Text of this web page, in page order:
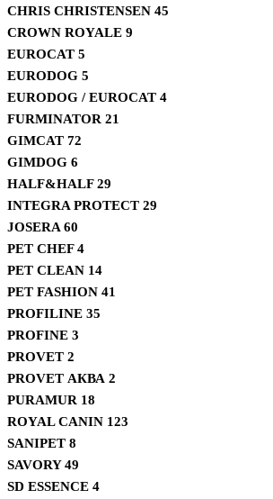
CHRIS CHRISTENSEN 45
CROWN ROYALE 9
EUROCAT 5
EURODOG 5
EURODOG / EUROCAT 4
FURMINATOR 21
GIMCAT 72
GIMDOG 6
HALF&HALF29
INTEGRA PROTECT 29
JOSERA 60
PET CHEF4
PET CLEAN 14
PET FASHION 41
PROFILINE 35
PROFINE 3
PROVET 2
PROVET АКВА 2
PURAMUR 18
ROYAL CANIN 123
SANIPET 8
SAVORY49
SD ESSENCE 4